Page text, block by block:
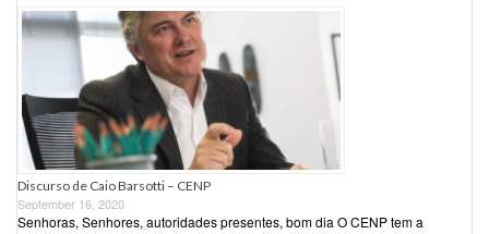
Discurso de Caio Barsotti – CENP
September 16, 2020
Senhoras, Senhores, autoridades presentes, bom dia O CENP tem a